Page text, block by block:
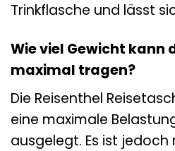
Trinkflasche und lässt
Wie viel Gewicht kann
maximal tragen?
Die Reisenthel
eine maximale
ausgelegt. Es ist